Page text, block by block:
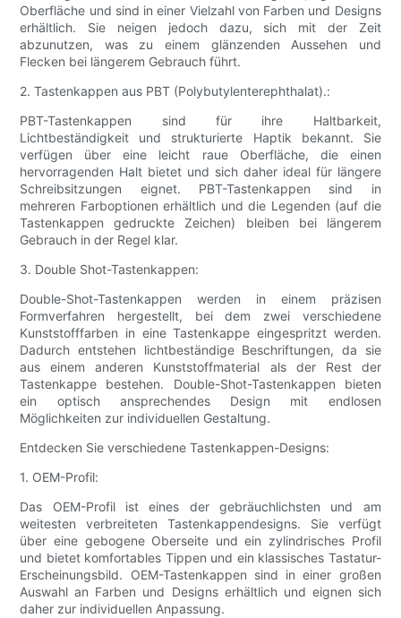
Oberfläche und sind in einer Vielzahl von Farben und Designs
erhältlich. Sie neigen jedoch dazu, sich mit der Zeit
abzunutzen, was zu einem glänzenden Aussehen und
Flecken bei längerem Gebrauch führt.
2. Tastenkappen aus PBT (Polybutylenterephthalat).:
PBT-Tastenkappen sind für ihre Haltbarkeit,
Lichtbeständigkeit und strukturierte Haptik bekannt. Sie
verfügen über eine leicht raue Oberfläche, die einen
hervorragenden Halt bietet und sich daher ideal für längere
Schreibsitzungen eignet. PBT-Tastenkappen sind in
mehreren Farboptionen erhältlich und die Legenden (auf die
Tastenkappen gedruckte Zeichen) bleiben bei längerem
Gebrauch in der Regel klar.
3. Double Shot-Tastenkappen:
Double-Shot-Tastenkappen werden in einem präzisen
Formverfahren hergestellt, bei dem zwei verschiedene
Kunststofffarben in eine Tastenkappe eingespritzt werden.
Dadurch entstehen lichtbeständige Beschriftungen, da sie
aus einem anderen Kunststoffmaterial als der Rest der
Tastenkappe bestehen. Double-Shot-Tastenkappen bieten
ein optisch ansprechendes Design mit endlosen
Möglichkeiten zur individuellen Gestaltung.
Entdecken Sie verschiedene Tastenkappen-Designs:
1. OEM-Profil:
Das OEM-Profil ist eines der gebräuchlichsten und am
weitesten verbreiteten Tastenkappendesigns. Sie verfügt
über eine gebogene Oberseite und ein zylindrisches Profil
und bietet komfortables Tippen und ein klassisches Tastatur-
Erscheinungsbild. OEM-Tastenkappen sind in einer großen
Auswahl an Farben und Designs erhältlich und eignen sich
daher zur individuellen Anpassung.